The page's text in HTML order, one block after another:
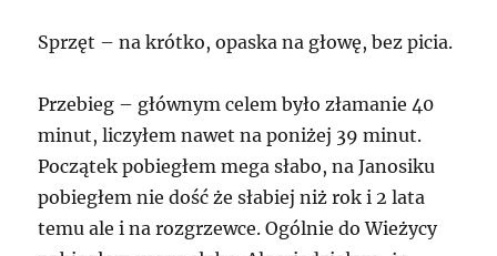
Sprzęt – na krótko, opaska na głowę, bez picia.
Przebieg – głównym celem było złamanie 40
minut, liczyłem nawet na poniżej 39 minut.
Początek pobiegłem mega słabo, na Janosiku
pobiegłem nie dość że słabiej niż rok i 2 lata
temu ale i na rozgrzewce. Ogólnie do Wieżycy